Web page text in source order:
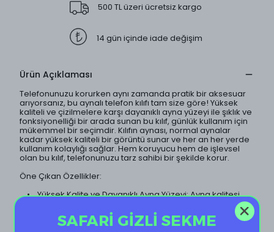
500 TL üzeri ücretsiz kargo
14 gün içinde iade değişim
Ürün Açıklaması
Telefonunuzu korurken aynı zamanda pratik bir aksesuar
arıyorsanız, bu aynalı telefon kılıfı tam size göre! Yüksek
kaliteli ve çizilmelere karşı dayanıklı ayna yüzeyi ile şıklık ve
fonksiyonelliği bir arada sunan bu kılıf, günlük kullanım için
mükemmel bir seçimdir. Kılıfın aynası, normal aynalar
kadar yüksek kaliteli bir görüntü sunar ve her an her yerde
kullanım kolaylığı sağlar. Hem koruyucu hem de işlevsel
olan bu kılıf, telefonunuzu tarz sahibi bir şekilde korur.
Öne Çıkan Özellikler:
• Yüksek Kalite ve Dayanıklı Ayna Yüzeyi: Ayna kalitesi,
standart aynalarla aynı olup çizilmelere karşı dayanıklıdır
ve net, parlak bir görüntü sağlar.
• Dayanıklı Malzeme: Telefonunuzu darbelere,
SAFARİ GİZLİ SEKME